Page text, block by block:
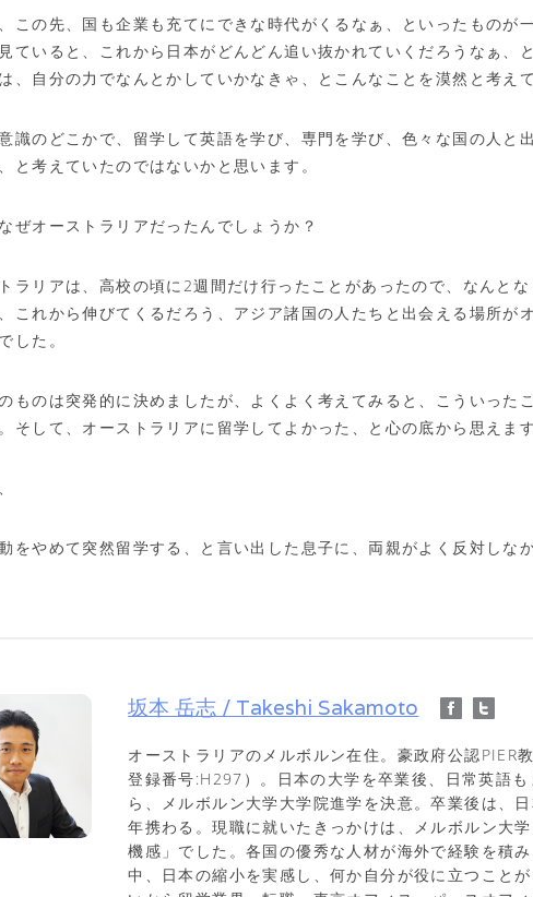
この先、国も企業も充てにできな時代がくるなぁ、といったものが
ていると、これから日本がどんどん追い抜かれていくだろうなぁ、
、自分の力でなんとかしていかなきゃ、とこんなことを漠然と考えて
識のどこかで、留学して英語を学び、専門を学び、色々な国の人と
と考えていたのではないかと思います。
ぜオーストラリアだったんでしょうか？
ラリアは、高校の頃に2週間だけ行ったことがあったので、なんとな
これから伸びてくるだろう、アジア諸国の人たちと出会える場所が
した。
ものは突発的に決めましたが、よくよく考えてみると、こういった
そして、オーストラリアに留学してよかった、と心の底から思えます
をやめて突然留学する、と言い出した息子に、両親がよく反対しな
坂本 岳志 / Takeshi Sakamoto
オーストラリアのメルボルン在住。豪政府公認PIER
登録番号:H297）。日本の大学を卒業後、日常英語
ら、メルボルン大学大学院進学を決意。卒業後は、
年携わる。現職に就いたきっかけは、メルボルン大
機感」でした。各国の優秀な人材が海外で経験を積
中、日本の縮小を実感し、何か自分が役に立つこと